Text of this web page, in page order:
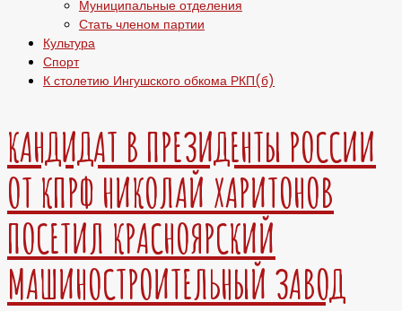
Муниципальные отделения
Стать членом партии
Культура
Спорт
К столетию Ингушского обкома РКП(б)
КАНДИДАТ В ПРЕЗИДЕНТЫ РОССИИ
ОТ КПРФ НИКОЛАЙ ХАРИТОНОВ
ПОСЕТИЛ КРАСНОЯРСКИЙ
МАШИНОСТРОИТЕЛЬНЫЙ ЗАВОД